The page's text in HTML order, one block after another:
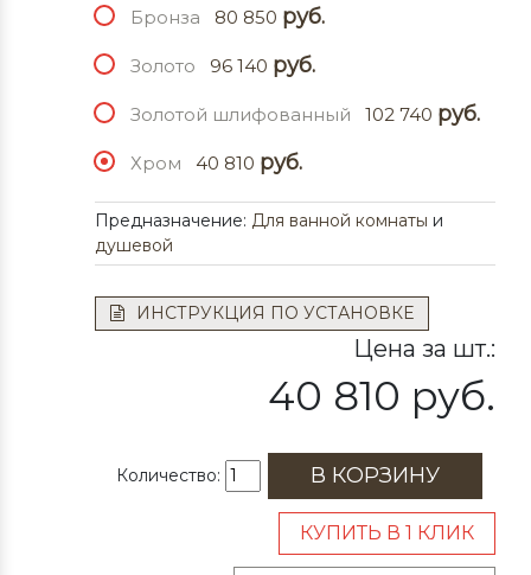
Бронза 80 850 руб.
Золото 96 140 руб.
Золотой шлифованный 102 740 руб.
Хром 40 810 руб.
Предназначение: Для ванной комнаты и
душевой
ИНСТРУКЦИЯ ПО УСТАНОВКЕ
Цена за шт.:
40 810 руб.
Количество: В КОРЗИНУ
КУПИТЬ В 1 КЛИК